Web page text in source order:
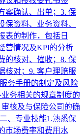
案确认、出单；3. 保
保资料、业务资料、
表的制作，包括日
营情况及KPI的分析
的核对、催收；8. 保
核对；9. 客户理赔服
务手册的制定及风险
务相关的规章制度的
核及与保险公司的确
、专业技能1.熟悉保
市场费率和费用水